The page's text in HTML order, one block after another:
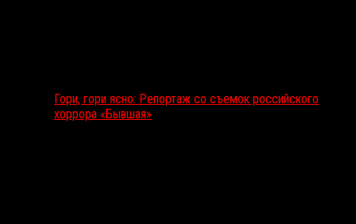
Гори, гори ясно: Репортаж со съемок российского
хоррора «Бывшая»